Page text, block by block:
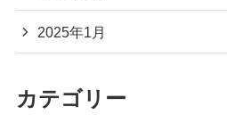
2025年1月
カテゴリー